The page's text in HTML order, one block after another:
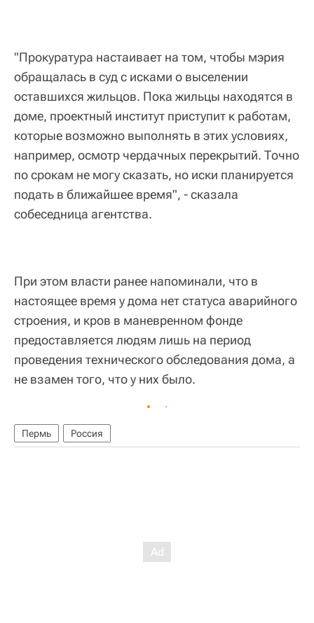
"Прокуратура настаивает на том, чтобы мэрия
обращалась в суд с исками о выселении
оставшихся жильцов. Пока жильцы находятся в
доме, проектный институт приступит к работам,
которые возможно выполнять в этих условиях,
например, осмотр чердачных перекрытий. Точно
по срокам не могу сказать, но иски планируется
подать в ближайшее время", - сказала
собеседница агентства.
При этом власти ранее напоминали, что в
настоящее время у дома нет статуса аварийного
строения, и кров в маневренном фонде
предоставляется людям лишь на период
проведения технического обследования дома, а
не взамен того, что у них было.
Пермь Россия